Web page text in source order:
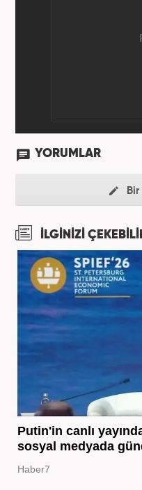
YORUMLAR
İLGİNİZİ
Putin'in canlı
sosyal medyada
Haber7